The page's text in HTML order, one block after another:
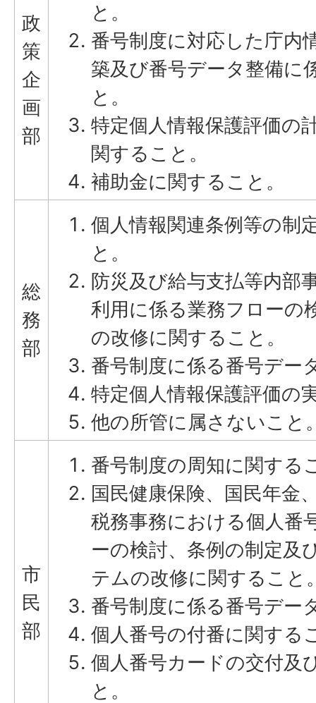
政
策
企
画
部
と。
番号制度に対応した庁内
築及び番号データ整備に
と。
特定個人情報保護評価の
関すること。
補助金に関すること。
総
務
部
個人情報関連条例等の制
と。
防災及び給与支払等内部
利用に係る業務フローの
の改修に関すること。
番号制度に係る番号デー
特定個人情報保護評価の
他の所管に属さないこと
市
民
部
番号制度の周知に関する
国民健康保険、国民年金
税務事務における個人番
ーの検討、条例の制定及
テムの改修に関すること
番号制度に係る番号デー
個人番号の付番に関する
個人番号カードの交付及
と。